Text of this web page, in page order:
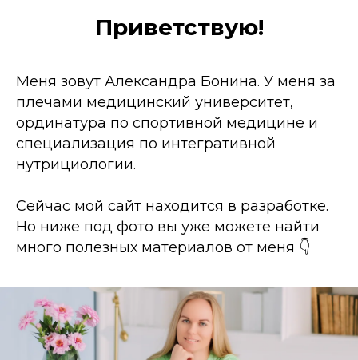
Приветствую!
Меня зовут Александра Бонина. У меня за
плечами медицинский университет,
ординатура по спортивной медицине и
специализация по интегративной
нутрициологии.
Сейчас мой сайт находится в разработке.
Но ниже под фото вы уже можете найти
много полезных материалов от меня 👇